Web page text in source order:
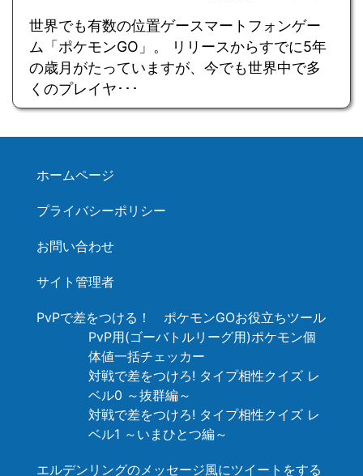
世界でも有数の位置ゲースマートフォンゲー
ム「ポケモンGO」。 リリースからすでに5年
の歳月がたっていますが、今でも世界中で多
くのプレイヤ･･･
ホームページ
プライバシーポリシー
お問い合わせ
サイト管理者
PvPで差をつける！ ポケモンGOお役立ちツール
PvP用(ゴーバトルリーグ用)ポケモン個
体値一括チェッカー
対戦で差をつけろ! タイプ相性クイズ レ
ベル0 ～抜群編～
対戦で差をつけろ! タイプ相性クイズ レ
ベル1 ～いまひとつ編～
エルデンリングのメッセージ風にツイートをする